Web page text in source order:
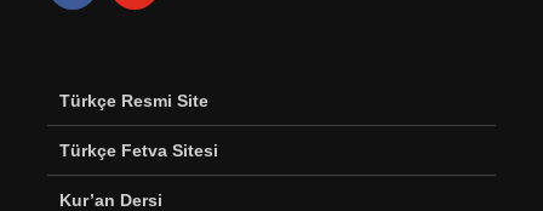
Türkçe Resmi Site
Türkçe Fetva Sitesi
Kur’an Dersi